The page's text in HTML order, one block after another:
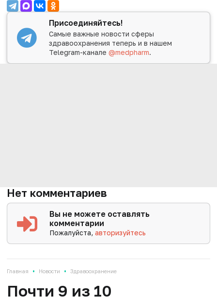
Присоединяйтесь!
Самые важные новости сферы
здравоохранения теперь и в нашем
Telegram-канале@medpharm.
Нет комментариев
Вы не можете оставлять
комментарии
Пожалуйста,авторизуйтесь
Главная • Новости • Здравоохранение
Почти 9 из 10